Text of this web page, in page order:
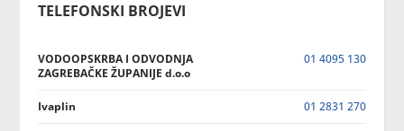
TELEFONSKI BROJEVI
VODOOPSKRBA I ODVODNJA
ZAGREBAČKE ŽUPANIJE d.o.o
01 4095 130
Ivaplin 01 2831 270